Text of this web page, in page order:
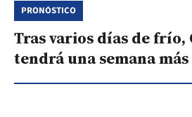
PRONÓSTICO
Tras varios días de
tendrá una semana